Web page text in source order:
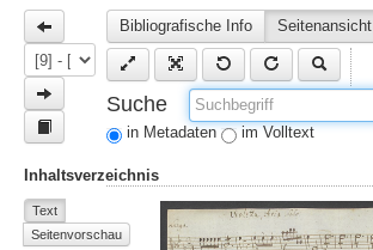
Inhaltsverzeichnis
Text
Seitenvorschau
Bibliografische Info Seitenansicht
Suche
in Metadaten im Volltext